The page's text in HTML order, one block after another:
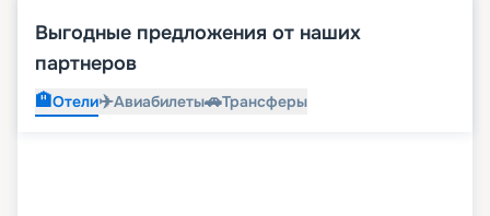
Выгодные предложения от наших
партнеров
🏨Отели✈️Авиабилеты🚗Трансферы